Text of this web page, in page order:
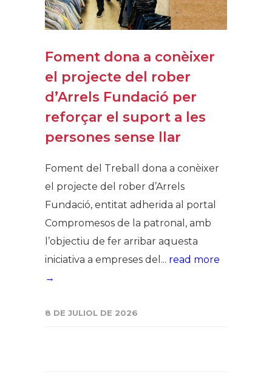
Foment dona a conèixer
el projecte del rober
d’Arrels Fundació per
reforçar el suport a les
persones sense llar
Foment del Treball dona a conèixer
el projecte del rober d’Arrels
Fundació, entitat adherida al portal
Compromesos de la patronal, amb
l’objectiu de fer arribar aquesta
iniciativa a empreses del... read more
→
8 DE JULIOL DE 2026